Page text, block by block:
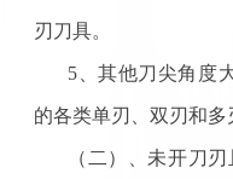
刃刀具。
5、其他刀尖角度
的各类单刃、双刃和多
（二）、未开刀